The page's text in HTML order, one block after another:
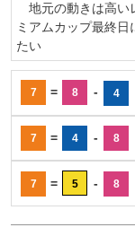
地元の動きは高い
ミアムカップ最終
たい
7 = 8 - 4
7 = 4 - 8
7 = 5 - 8